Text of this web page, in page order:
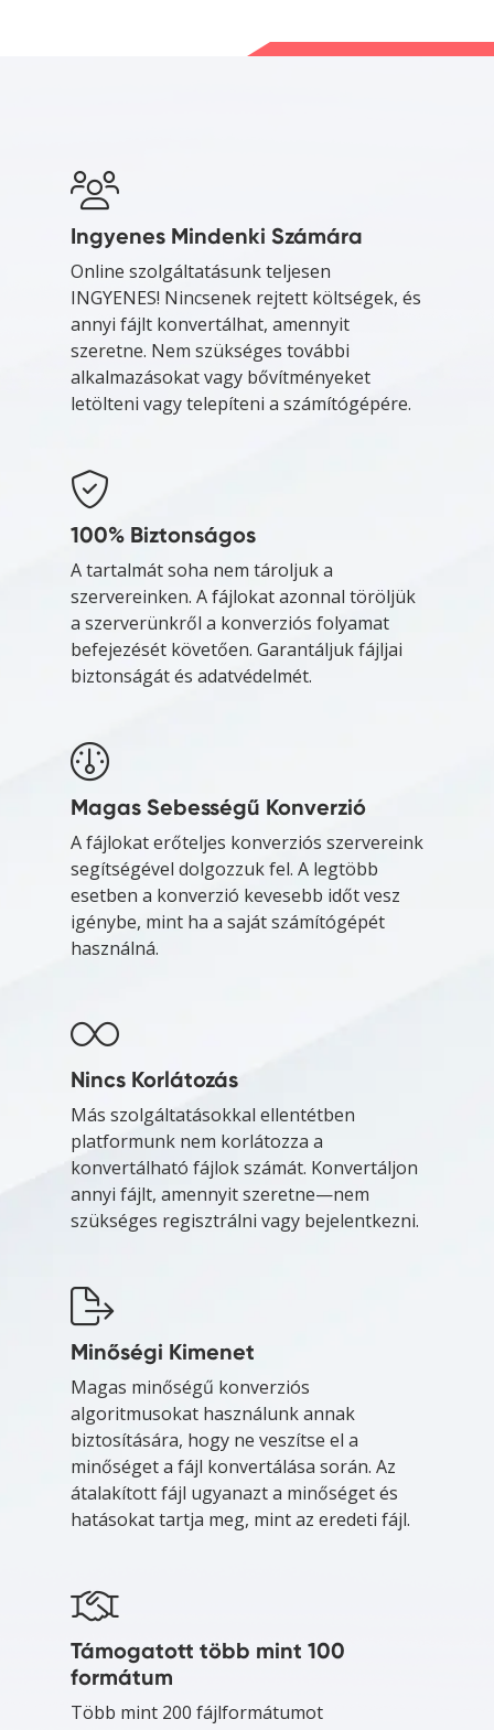
Ingyenes Mindenki Számára
Online szolgáltatásunk teljesen
INGYENES! Nincsenek rejtett költségek, és
annyi fájlt konvertálhat, amennyit
szeretne. Nem szükséges további
alkalmazásokat vagy bővítményeket
letölteni vagy telepíteni a számítógépére.
100% Biztonságos
A tartalmát soha nem tároljuk a
szervereinken. A fájlokat azonnal töröljük
a szerverünkről a konverziós folyamat
befejezését követően. Garantáljuk fájljai
biztonságát és adatvédelmét.
Magas Sebességű Konverzió
A fájlokat erőteljes konverziós szervereink
segítségével dolgozzuk fel. A legtöbb
esetben a konverzió kevesebb időt vesz
igénybe, mint ha a saját számítógépét
használná.
Nincs Korlátozás
Más szolgáltatásokkal ellentétben
platformunk nem korlátozza a
konvertálható fájlok számát. Konvertáljon
annyi fájlt, amennyit szeretne—nem
szükséges regisztrálni vagy bejelentkezni.
Minőségi Kimenet
Magas minőségű konverziós
algoritmusokat használunk annak
biztosítására, hogy ne veszítse el a
minőséget a fájl konvertálása során. Az
átalakított fájl ugyanazt a minőséget és
hatásokat tartja meg, mint az eredeti fájl.
Támogatott több mint 100
formátum
Több mint 200 fájlformátumot